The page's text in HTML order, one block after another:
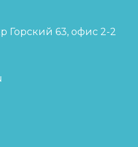
Горский 63, офис 2-2